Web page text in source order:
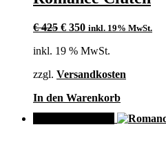
Optionen
€425 Ursprünglicher
war:
€ 350Aktueller
ist:
inkl. 19% MwSt.
inkl. 19 % MwSt.
zzgl. Versandkosten
In den Warenkorb